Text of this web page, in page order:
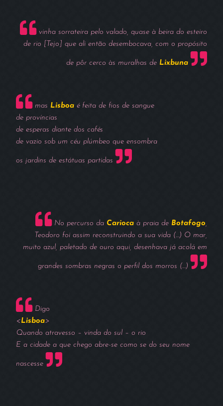
vinha sorrateira pelo valado, quase à beira do esteiro
de rio [Tejo] que ali então desembocava, com o propósito
de pôr cerco às muralhas de Lixbuna
mas Lisboa é feita de fios de sangue
de províncias
de esperas diante dos cafés
de vazio sob um céu plúmbeo que ensombra
os jardins de estátuas partidas
No percurso da Carioca à praia de Botafogo,
Teodoro foi assim reconstruindo a sua vida (…) O mar,
muito azul, paletado de ouro aqui, desenhava já acolá em
grandes sombras negras o perfil dos morros (…)
Digo
<Lisboa>
Quando atravesso – vinda do sul – o rio
E a cidade a que chego abre-se como se do seu nome
nascesse